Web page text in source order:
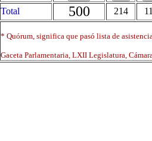
Total
500 214
* Quórum, significa que pasó lista de
Gaceta Parlamentaria, LXII Legislatura,